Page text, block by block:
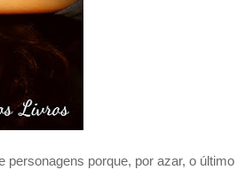
personagens porque, por azar, o último